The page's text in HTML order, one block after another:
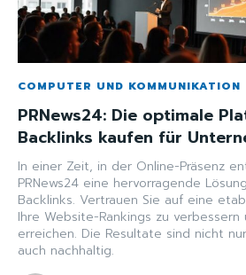
COMPUTER UND KOMMUNIKATION
PRNews24: Die optimale
Backlinks kaufen für
In einer Zeit, in der Online-Präsenz
PRNews24 eine hervorragende
Backlinks. Vertrauen Sie auf eine
Ihre Website-Rankings zu verbessern
erreichen. Die Resultate sind nicht
auch nachhaltig.